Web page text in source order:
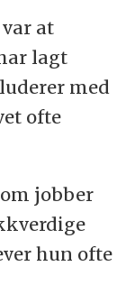
at
lagt
med
ofte
jobber
hun ofte